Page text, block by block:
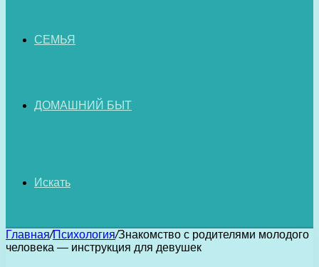
СЕМЬЯ
ДОМАШНИЙ БЫТ
Искать
Главная/Психология/Знакомство с родителями молодого
человека — инструкция для девушек